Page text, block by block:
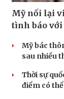
Mỹ nối lại
tình báo
Mỹ bác
sau nhiều
Thời sự
điểm có